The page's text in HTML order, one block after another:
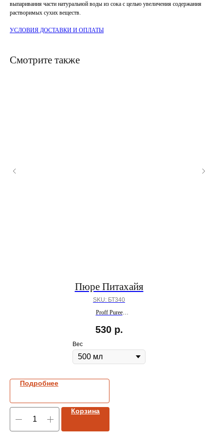
выпаривания части натуральной воды из сока с целью увеличения содержания
растворимых сухих веществ.
УСЛОВИЯ ДОСТАВКИ И ОПЛАТЫ
Смотрите также
Пюре Питахайя
SKU: БТ340
Proff Puree
530 р.
Вес
Подробнее
Корзина